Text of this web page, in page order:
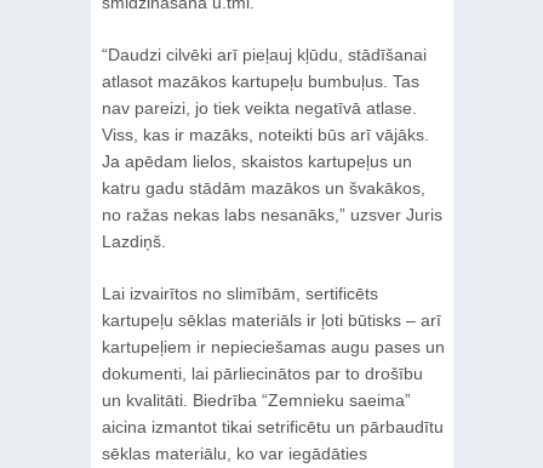
“Daudzi cilvēki arī pieļauj kļūdu, stādīšanai
atlasot mazākos kartupeļu bumbuļus. Tas
nav pareizi, jo tiek veikta negatīvā atlase.
Viss, kas ir mazāks, noteikti būs arī vājāks.
Ja apēdam lielos, skaistos kartupeļus un
katru gadu stādām mazākos un švakākos,
no ražas nekas labs nesanāks,” uzsver Juris
Lazdiņš.
Lai izvairītos no slimībām, sertificēts
kartupeļu sēklas materiāls ir ļoti būtisks – arī
kartupeļiem ir nepieciešamas augu pases un
dokumenti, lai pārliecinātos par to drošību
un kvalitāti. Biedrība “Zemnieku saeima”
aicina izmantot tikai setrificētu un pārbaudītu
sēklas materiālu, ko var iegādāties